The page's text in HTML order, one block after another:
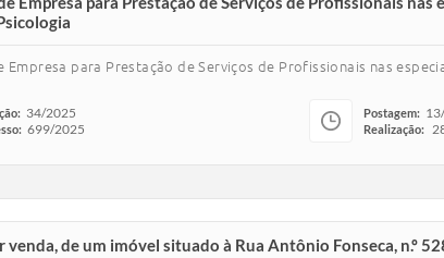
Empresa para Prestação de Serviços de Profissionais nas
34/2025
699/2025
Postagem:
Realização:
venda, de um imóvel situado à Rua Antônio Fonseca, n.º